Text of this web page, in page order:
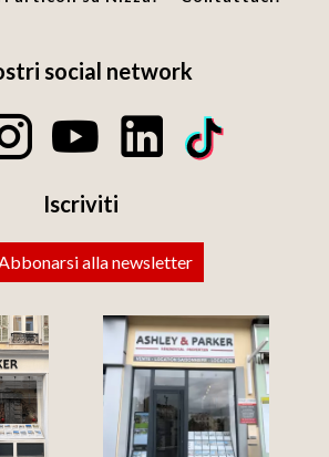
social network
Iscriviti
alla newsletter